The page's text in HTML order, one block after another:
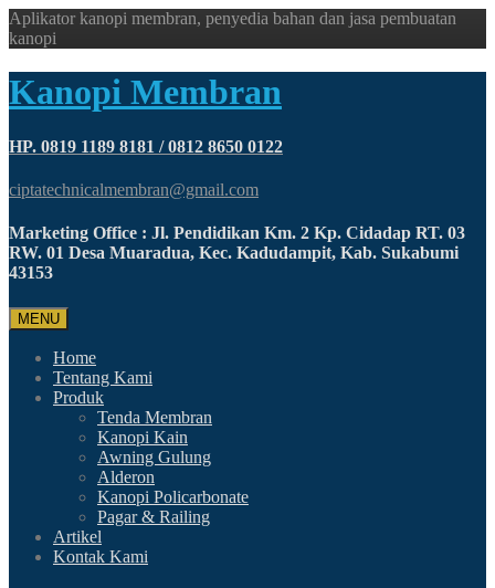
Aplikator kanopi membran, penyedia bahan dan jasa pembuatan
kanopi
Kanopi Membran
HP. 0819 1189 8181 / 0812 8650 0122
ciptatechnicalmembran@gmail.com
Marketing Office : Jl. Pendidikan Km. 2 Kp. Cidadap RT. 03
RW. 01 Desa Muaradua, Kec. Kadudampit, Kab. Sukabumi
43153
MENU
Home
Tentang Kami
Produk
Tenda Membran
Kanopi Kain
Awning Gulung
Alderon
Kanopi Policarbonate
Pagar & Railing
Artikel
Kontak Kami